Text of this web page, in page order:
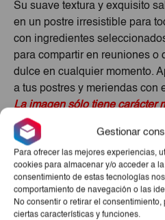
Gestionar
Para ofrecer las mejores experiencias,
cookies para almacenar y/o acceder a
consentimiento de estas tecnologías
comportamiento de navegación o las
No consentir o retirar el
ciertas características y funciones.
Su suave textura y exquisito
en un postre irresistible para
con ingredientes
para compartir en reuniones o
dulce en cualquier momento.
a tus postres y meriendas con
La imagen sólo tiene carácter
Productos